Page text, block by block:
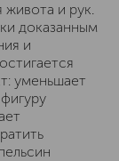
живота и рук.
доказанным
и
уменьшает